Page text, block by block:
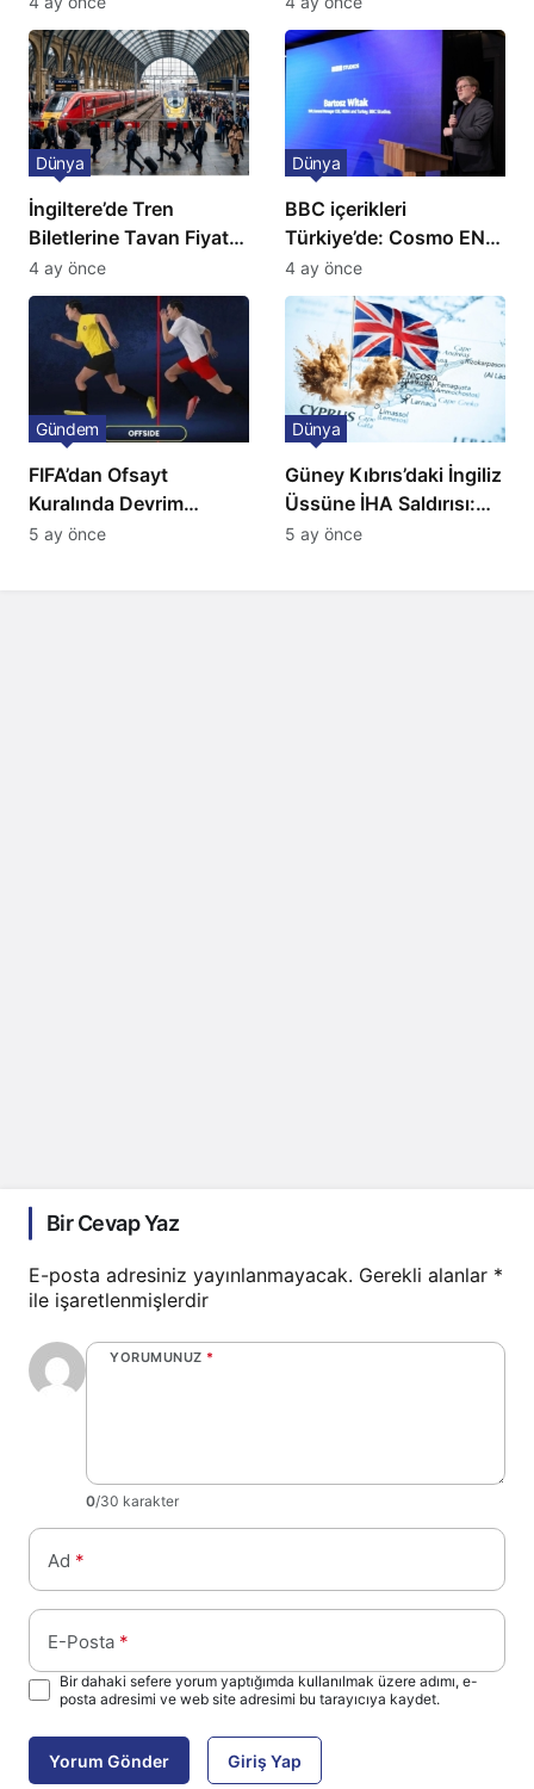
açıklama!
İngiltere’de Tren
Biletlerine Tavan Fiyat:
Ulaşımda Yeni
Düzenleme
Dünya
4 ay önce
BBC içerikleri
Türkiye’de: Cosmo EN
ve BBC Player yayında
Dünya
4 ay önce
FIFA’dan Ofsayt
Kuralında Devrim
Niteliğinde Onay
Gündem
5 ay önce
Güney Kıbrıs’daki İngiliz
Üssüne İHA Saldırısı:
Patlama, Sirenler ve
Dünya
5 ay önce
Bir Cevap Yaz
E-posta adresiniz yayınlanmayacak. Gerekli alanlar *
ile işaretlenmişlerdir
YORUMUNUZ *
0/30 karakter
Ad *
E-Posta *
Bir dahaki sefere yorum yaptığımda kullanılmak üzere adımı, e-
posta adresimi ve web site adresimi bu tarayıcıya kaydet.
Yorum Gönder Giriş Yap